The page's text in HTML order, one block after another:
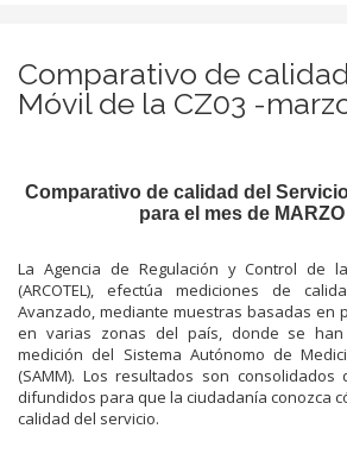
Comparativo de
Móvil de la CZ03 -
Comparativo de calidad del
para el mes de
La Agencia de Regulación y Control de
(ARCOTEL), efectúa mediciones de
Avanzado, mediante muestras basadas en
en varias zonas del país, donde se
medición del Sistema Autónomo de
(SAMM). Los resultados son
difundidos para que la ciudadanía conozca
calidad del servicio.